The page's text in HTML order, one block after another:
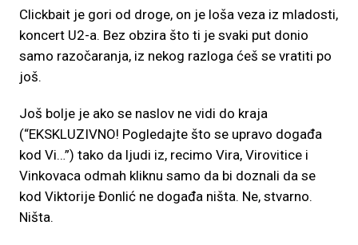
Clickbait je gori od droge, on je loša veza iz mladosti,
koncert U2-a. Bez obzira što ti je svaki put donio
samo razočaranja, iz nekog razloga ćeš se vratiti po
još.
Još bolje je ako se naslov ne vidi do kraja
(“EKSKLUZIVNO! Pogledajte što se upravo događa
kod Vi…”) tako da ljudi iz, recimo Vira, Virovitice i
Vinkovaca odmah kliknu samo da bi doznali da se
kod Viktorije Đonlić ne događa ništa. Ne, stvarno.
Ništa.